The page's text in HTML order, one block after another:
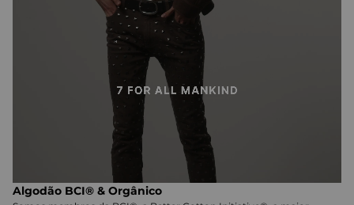
Algodão BCI® & Orgânico